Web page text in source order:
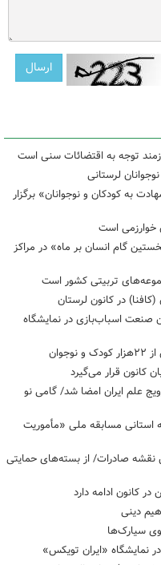
توجه به اقتضائات سنی است
لرستانی
به کودکان و نوجوانان» برگزار
خوارزمی است
گام انسان بر ماه» در مراکز
تربیتی کشور است
در کانون لرستان
صنعت اسباب‌بازی در نمایشگاه
کانون قرار می‌گیرد
علم ایران امضا شد/ گامی نو
استانی مسابقه ملی «مأموریت
نقشه صادرات/ از بسته‌های حمایتی
کانون ادامه دارد
دینی
سیارک‌ها
نمایشگاه «ایران تویکس»